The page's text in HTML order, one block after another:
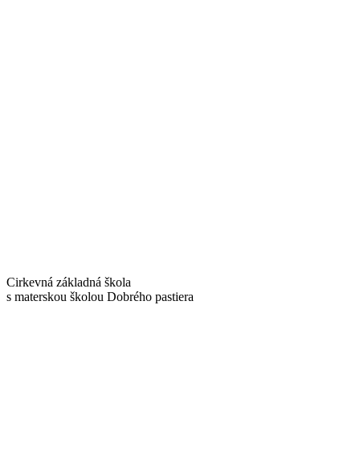
Cirkevná základná škola
s materskou školou Dobrého pastiera